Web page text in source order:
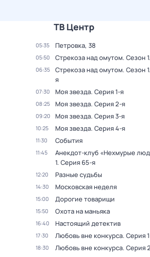
ТВ Центр
05:35 Петровка, 38
05:50 Стрекоза над омутом. Сезон 1
06:35 Стрекоза над омутом. Сезон 1
я
07:30 Моя звезда. Серия 1-я
08:25 Моя звезда. Серия 2-я
09:20 Моя звезда. Серия 3-я
10:25 Моя звезда. Серия 4-я
11:30 События
11:45
Анекдот-клуб «Нехмурые
1. Серия 65-я
12:20 Разные судьбы
14:30 Московская неделя
15:00 Дорогие товарищи
15:50 Охота на маньяка
16:40 Настоящий детектив
17:30 Любовь вне конкурса. Серия
18:30 Любовь вне конкурса. Серия